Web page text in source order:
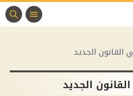
القانون الجديد
الجديد